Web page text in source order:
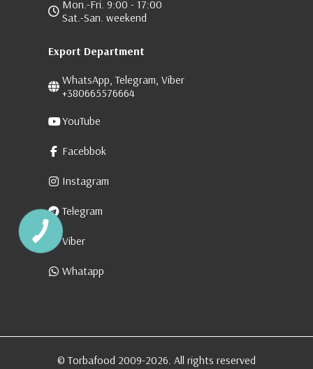
Mon.-Fri. 9:00 - 17:00
Sat.-San. weekend
Export Department
WhatsApp, Telegram, Viber
+380665576664
YouTube
Facebbok
Instagram
Telegram
Viber
Whatapp
© Torbafood 2009-2026. All rights reserved